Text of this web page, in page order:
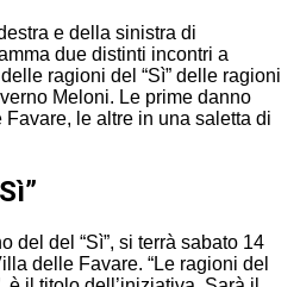
e della sinistra di
due distinti incontri a
ragioni del “Sì” delle ragioni
Meloni. Le prime danno
le altre in una saletta di
del del “Sì”, si terrà sabato 14
delle Favare. “Le ragioni del